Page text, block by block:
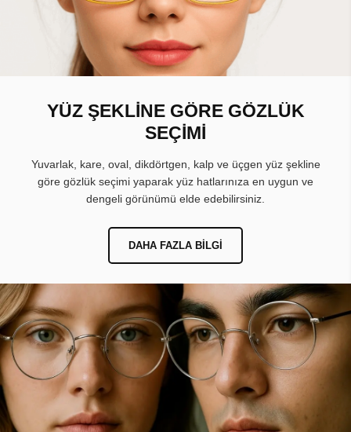
YÜZ ŞEKLİNE GÖRE GÖZLÜK
SEÇİMİ
Yuvarlak, kare, oval, dikdörtgen, kalp ve üçgen yüz şekline
göre gözlük seçimi yaparak yüz hatlarınıza en uygun ve
dengeli görünümü elde edebilirsiniz.
DAHA FAZLA BILGI